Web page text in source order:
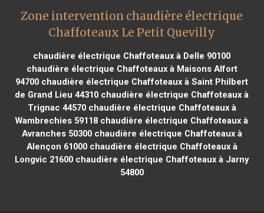
Zone intervention chaudière électrique
Chaffoteaux Le Petit Quevilly
chaudière électrique Chaffoteaux à Delle 90100
chaudière électrique Chaffoteaux à Maisons Alfort
94700 chaudière électrique Chaffoteaux à Saint Philbert
de Grand Lieu 44310 chaudière électrique Chaffoteaux à
Trignac 44570chaudière électrique Chaffoteaux à
Wambrechies 59118 chaudière électrique Chaffoteaux à
Avranches 50300chaudière électrique Chaffoteaux à
Alençon 61000chaudière électrique Chaffoteaux à
Longvic 21600 chaudière électrique Chaffoteaux à Jarny
54800